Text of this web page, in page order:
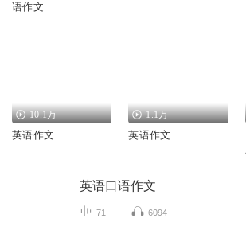
语作文
10.1万
英语作文
1.1万
英语作文
英语口语作文
71 6094